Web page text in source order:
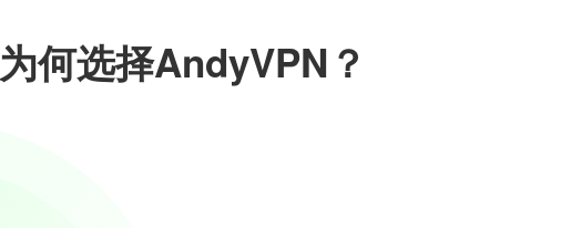
为何选择AndyVPN？